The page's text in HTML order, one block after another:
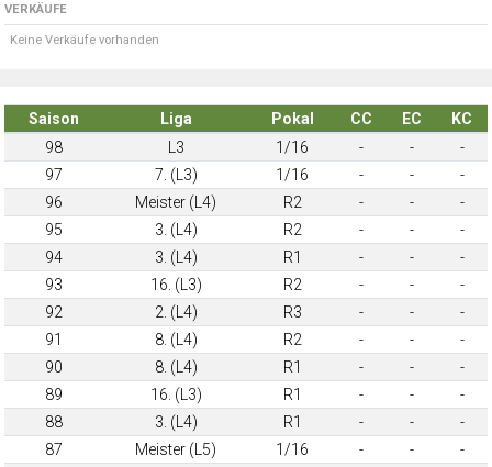
VERKÄUFE
Keine Verkäufe vorhanden
Saison Liga Pokal CC EC
KC
98
L3 1/16 - -
-
97
7. (L3) 1/16 - -
-
96
Meister (L4) R2 - -
-
95
3. (L4) R2 - -
-
94
3. (L4) R1 - -
-
93
16. (L3) R2 - -
-
92
2. (L4) R3 - -
-
91
8. (L4) R2 - -
-
90
8. (L4) R1 - -
-
89
16. (L3) R1 - -
-
88
3. (L4) R1 - -
-
87
Meister (L5) 1/16 - - -